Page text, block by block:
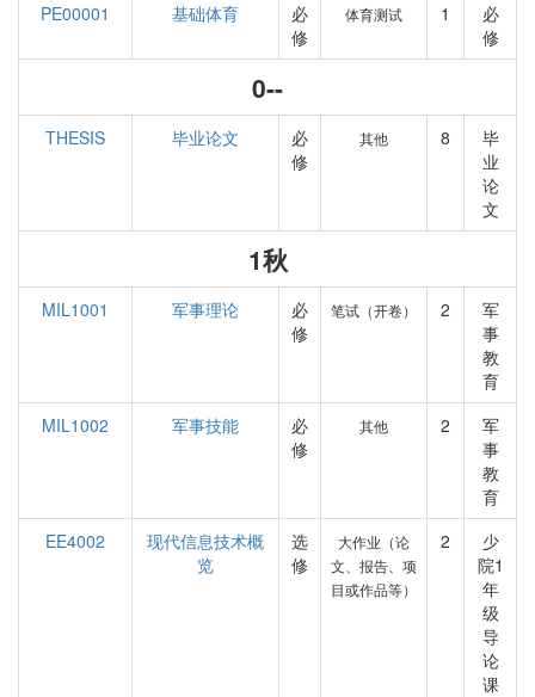
PE00001
基础体育
必
修
体育测试 1
必
修
0--
THESIS 毕业论文
必
修
其他 8
毕
业
论
文
1秋
MIL1001 军事理论
必
修
笔试（开卷） 2
军
事
教
育
MIL1002
军事技能
必
修
其他 2
军
事
教
育
EE4002
现代信息技术概
览
选
修
大作业（论
文、报告、项
目或作品等）
2
少
院1
年
级
导
论
课